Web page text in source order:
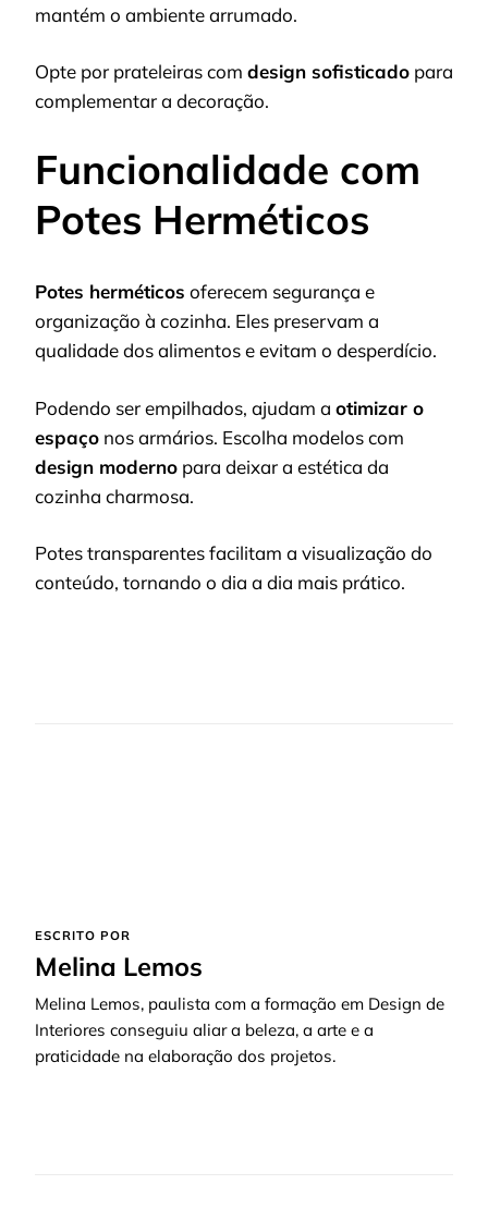
mantém o ambiente arrumado.
Opte por prateleiras com design sofisticado para
complementar a decoração.
Funcionalidade com
Potes Herméticos
Potes herméticos oferecem segurança e
organização à cozinha. Eles preservam a
qualidade dos alimentos e evitam o desperdício.
Podendo ser empilhados, ajudam a otimizar o
espaço nos armários. Escolha modelos com
design moderno para deixar a estética da
cozinha charmosa.
Potes transparentes facilitam a visualização do
conteúdo, tornando o dia a dia mais prático.
ESCRITO POR
Melina Lemos
Melina Lemos, paulista com a formação em Design de
Interiores conseguiu aliar a beleza, a arte e a
praticidade na elaboração dos projetos.